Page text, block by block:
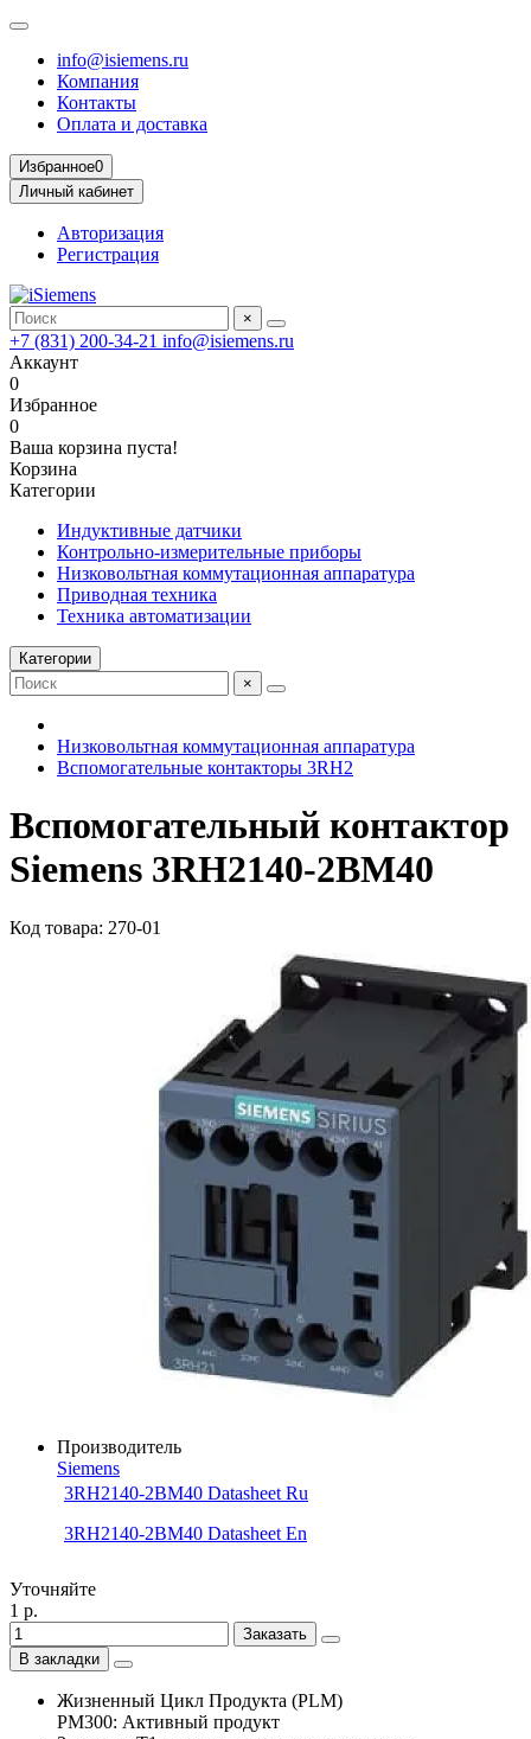
info@isiemens.ru
Компания
Контакты
Оплата и доставка
Избранное0
Личный кабинет
Авторизация
Регистрация
×
+7 (831) 200-34-21 info@isiemens.ru
Аккаунт
0
Избранное
0
Ваша корзина пуста!
Корзина
Категории
Индуктивные датчики
Контрольно-измерительные приборы
Низковольтная коммутационная аппаратура
Приводная техника
Техника автоматизации
Категории
×
Низковольтная коммутационная аппаратура
Вспомогательные контакторы 3RH2
Вспомогательный контактор
Siemens 3RH2140-2BM40
Код товара: 270-01
Производитель
Siemens
3RH2140-2BM40 Datasheet Ru
3RH2140-2BM40 Datasheet En
Уточняйте
1 р.
Заказать
В закладки
Жизненный Цикл Продукта (PLM)
PM300: Активный продукт